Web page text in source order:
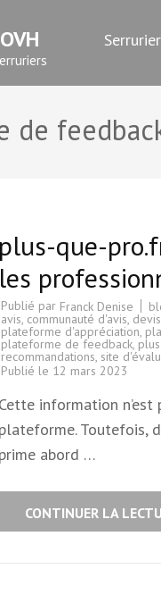
de
plus-que-
les
Publié par Franck Denise
avis, communauté d'avis, devis
plateforme d'appréciation,
plateforme de feedback,
recommandations, site
Publié le 12 mars 2023
Cette information
plateforme. Toutefois,
prime abord …
CONTINUER LA